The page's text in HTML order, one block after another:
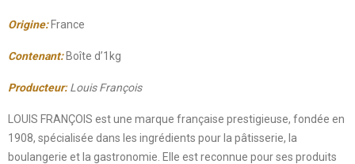
Origine:France
Contenant: Boîte d’1kg
Producteur: Louis François
LOUIS FRANÇOIS est une marque française prestigieuse, fondée en
1908, spécialisée dans les ingrédients pour la pâtisserie, la
boulangerie et la gastronomie. Elle est reconnue pour ses produits